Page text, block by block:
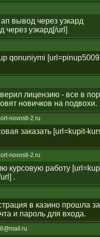
вывод через узкард
через узкард[/url]
qonuniymi
лицензию - все в
новичков на подвохи.
novosti-2.ru
заказать [url=kupit-
novosti-2.ru
курсовую работу
.
в казино прошла
и пароль для входа.